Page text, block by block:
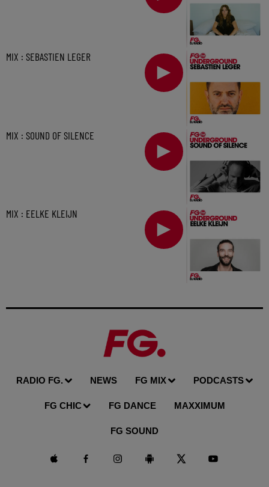
MIX : SEBASTIEN LEGER
MIX : SOUND OF SILENCE
MIX : EELKE KLEIJN
RADIO FG. NEWS FG MIX PODCASTS
FG CHIC FG DANCE MAXXIMUM
FG SOUND